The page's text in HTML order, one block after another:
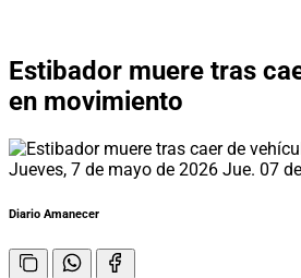
Estibador muere tras
en movimiento
Jueves, 7 de mayo de 2026 Jue. 07
Diario Amanecer